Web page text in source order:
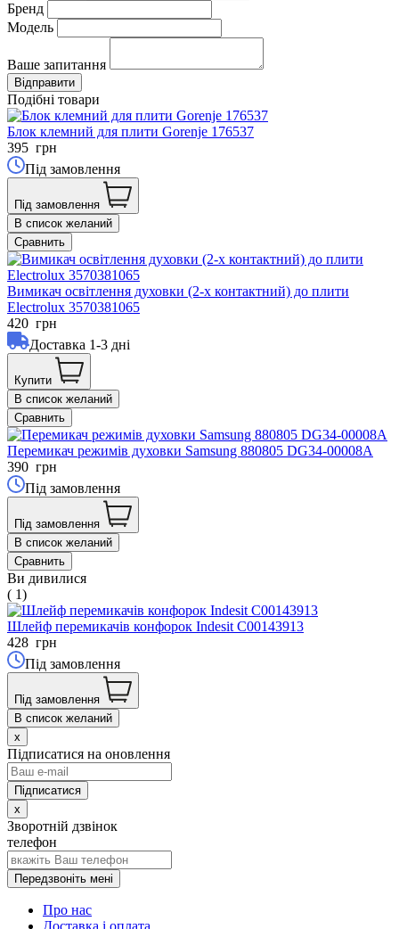
Бренд
Модель
Ваше запитання
Подібні товари
Блок клемний для плити Gorenje 176537
395 грн
Під замовлення
Під замовлення
В список желаний
Сравнить
Вимикач освітлення духовки (2-х контактний) до плити
Electrolux 3570381065
420 грн
Доставка 1-3 дні
Купити
В список желаний
Сравнить
Перемикач режимів духовки Samsung 880805 DG34-00008A
390 грн
Під замовлення
Під замовлення
В список желаний
Сравнить
Ви дивилися
( 1)
Шлейф перемикачів конфорок Indesit C00143913
428 грн
Під замовлення
Під замовлення
В список желаний
x
Підписатися на оновлення
x
Зворотній дзвінок
телефон
Передзвоніть мені
Про нас